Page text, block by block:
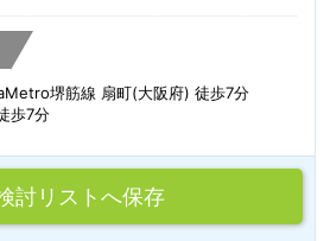
堺筋線 扇町(大阪府) 徒歩7分
歩7分
討リストへ保存